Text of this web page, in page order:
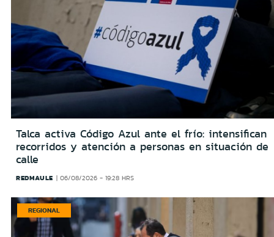
Talca activa Código Azul ante el frío: intensifican
recorridos y atención a personas en situación de
calle
REDMAULE 06/08/2026 - 19:28 HRS
REGIONAL